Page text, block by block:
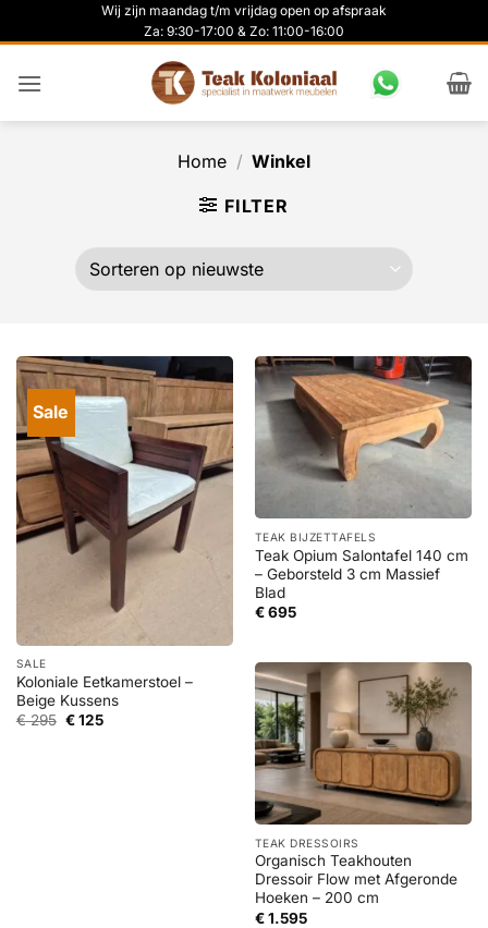
naar
Wij zijn maandag t/m vrijdag open op afspraak
Za: 9:30-17:00 & Zo: 11:00-16:00
Home / Winkel
FILTER
Sale
SALE
Koloniale Eetkamerstoel –
Beige Kussens
€295 Oorspronkelijke
€125Huidige
TEAK BIJZETTAFELS
Teak Opium Salontafel 140 cm
– Geborsteld 3 cm Massief
Blad
€695
TEAK DRESSOIRS
Organisch Teakhouten
Dressoir Flow met Afgeronde
Hoeken – 200 cm
€1.595